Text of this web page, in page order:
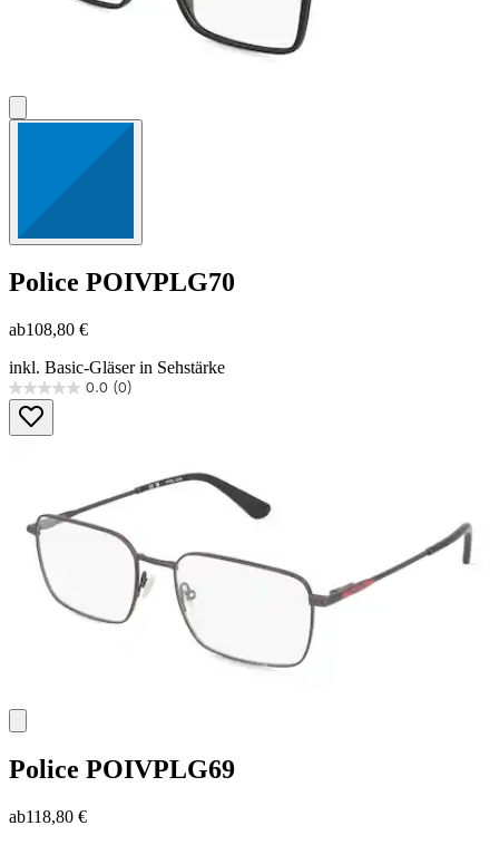
Police POIVPLG70
ab108,80 €
inkl. Basic-Gläser in Sehstärke
0.0 (0)
0.0
von
5
Police POIVPLG69
ab118,80 €